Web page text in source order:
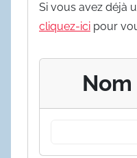
Si vous avez déjà
cliquez-ici pour